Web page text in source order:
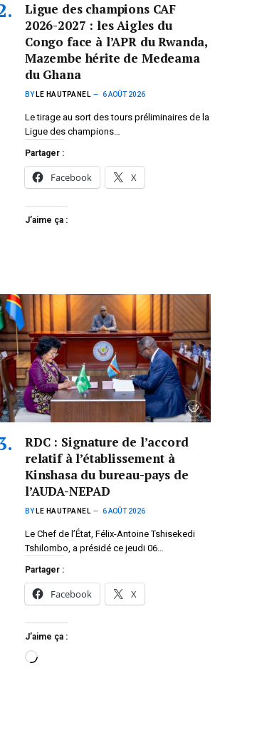
Ligue des champions CAF
2026-2027 : les Aigles du
Congo face à l’APR du Rwanda,
Mazembe hérite de Medeama
du Ghana
BY LE HAUTPANEL 6 AOÛT 2026
Le tirage au sort des tours préliminaires de la
Ligue des champions…
Partager :
Facebook X
J’aime ça :
RDC : Signature de l’accord
relatif à l’établissement à
Kinshasa du bureau-pays de
l’AUDA-NEPAD
BY LE HAUTPANEL 6 AOÛT 2026
Le Chef de l’État, Félix-Antoine Tshisekedi
Tshilombo, a présidé ce jeudi 06…
Partager :
Facebook X
J’aime ça :